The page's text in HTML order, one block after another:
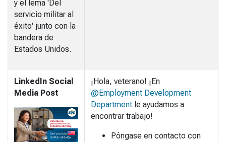
y el lema 'Del
servicio militar al
éxito' junto con la
bandera de
Estados Unidos.
LinkedIn Social
Media Post
¡Hola, veterano! ¡En
@Employment Development
Department le ayudamos a
encontrar trabajo!
Póngase en contacto con